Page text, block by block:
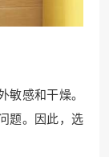
敏感和干燥。
题。因此，选